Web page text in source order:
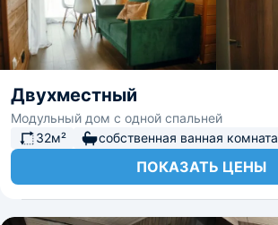
Двухместный
Модульный дом с одной спальней
32м²
собственная ванная комната
ПОКАЗАТЬ ЦЕНЫ